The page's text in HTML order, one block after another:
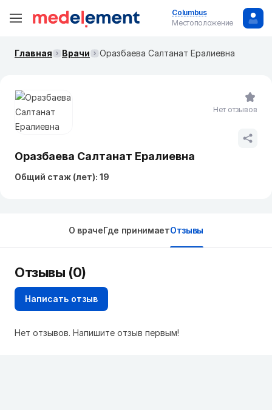
Columbus
Местоположение
Главная Врачи Оразбаева Салтанат Ералиевна
Оразбаева Салтанат Ералиевна
Общий стаж (лет): 19
Нет отзывов
О врачеГде принимаетОтзывы
Отзывы (0)
Написать отзыв
Нет отзывов. Напишите отзыв первым!